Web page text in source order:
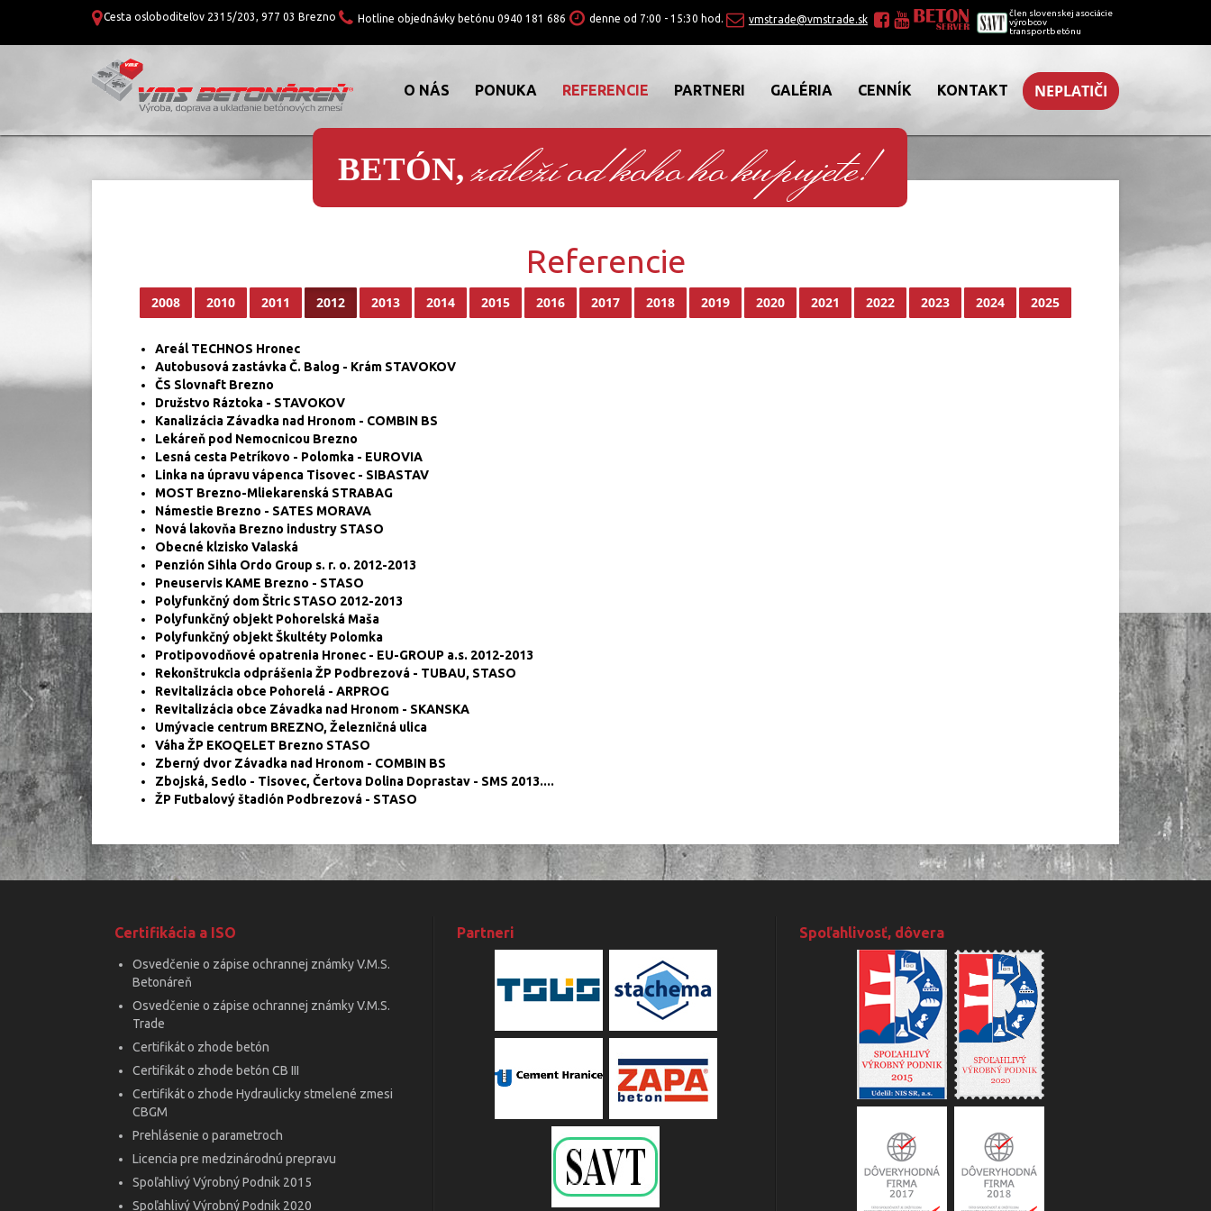
Cesta osloboditeľov 2315/203, 977 03 Brezno Hotline objednávky betónu 0940 181 686 denne od 7:00 - 15:30 hod. vmstrade@vmstrade.sk
člen slovenskej asociácie
výrobcov
transportbetónu
O NÁS PONUKA REFERENCIE PARTNERI GALÉRIA CENNÍK KONTAKT NEPLATIČI
BETÓN,záleží od koho ho kupujete!
Referencie
2008 2010 2011 2012 2013 2014 2015 2016 2017 2018 2019 2020 2021 2022 2023 2024 2025
Areál TECHNOS Hronec
Autobusová zastávka Č. Balog - Krám STAVOKOV
ČS Slovnaft Brezno
Družstvo Ráztoka - STAVOKOV
Kanalizácia Závadka nad Hronom - COMBIN BS
Lekáreň pod Nemocnicou Brezno
Lesná cesta Petríkovo - Polomka - EUROVIA
Linka na úpravu vápenca Tisovec - SIBASTAV
MOST Brezno-Mliekarenská STRABAG
Námestie Brezno - SATES MORAVA
Nová lakovňa Brezno industry STASO
Obecné klzisko Valaská
Penzión Sihla Ordo Group s. r. o. 2012-2013
Pneuservis KAME Brezno - STASO
Polyfunkčný dom Štric STASO 2012-2013
Polyfunkčný objekt Pohorelská Maša
Polyfunkčný objekt Škultéty Polomka
Protipovodňové opatrenia Hronec - EU-GROUP a.s. 2012-2013
Rekonštrukcia odprášenia ŽP Podbrezová - TUBAU, STASO
Revitalizácia obce Pohorelá - ARPROG
Revitalizácia obce Závadka nad Hronom - SKANSKA
Umývacie centrum BREZNO, Železničná ulica
Váha ŽP EKOQELET Brezno STASO
Zberný dvor Závadka nad Hronom - COMBIN BS
Zbojská, Sedlo - Tisovec, Čertova Dolina Doprastav - SMS 2013....
ŽP Futbalový štadión Podbrezová - STASO
Certifikácia a ISO
Osvedčenie o zápise ochrannej známky V.M.S.
Betonáreň
Osvedčenie o zápise ochrannej známky V.M.S.
Trade
Certifikát o zhode betón
Certifikát o zhode betón CB III
Certifikát o zhode Hydraulicky stmelené zmesi
CBGM
Prehlásenie o parametroch
Licencia pre medzinárodnú prepravu
Spoľahlivý Výrobný Podnik 2015
Spoľahlivý Výrobný Podnik 2020
Partneri Spoľahlivosť, dôvera